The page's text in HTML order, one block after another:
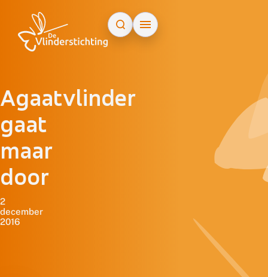
Agaatvlinder
gaat
maar
door
2
december
2016